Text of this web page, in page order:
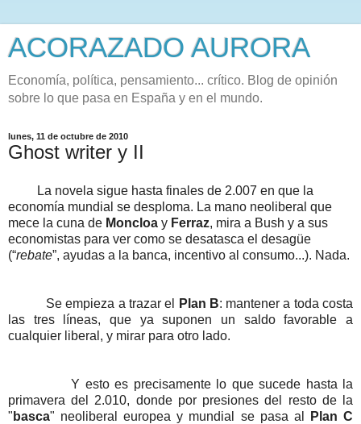
ACORAZADO AURORA
Economía, política, pensamiento... crítico. Blog de opinión
sobre lo que pasa en España y en el mundo.
lunes, 11 de octubre de 2010
Ghost writer y II
La novela sigue hasta finales de 2.007 en que la
economía mundial se desploma. La mano neoliberal que
mece la cuna de Moncloa y Ferraz, mira a Bush y a sus
economistas para ver como se desatasca el desagüe
(“rebate”, ayudas a la banca, incentivo al consumo...). Nada.
Se empieza a trazar el Plan B: mantener a toda costa
las tres líneas, que ya suponen un saldo favorable a
cualquier liberal, y mirar para otro lado.
Y esto es precisamente lo que sucede hasta la
primavera del 2.010, donde por presiones del resto de la
" basca" neoliberal europea y mundial se pasa al
Plan C